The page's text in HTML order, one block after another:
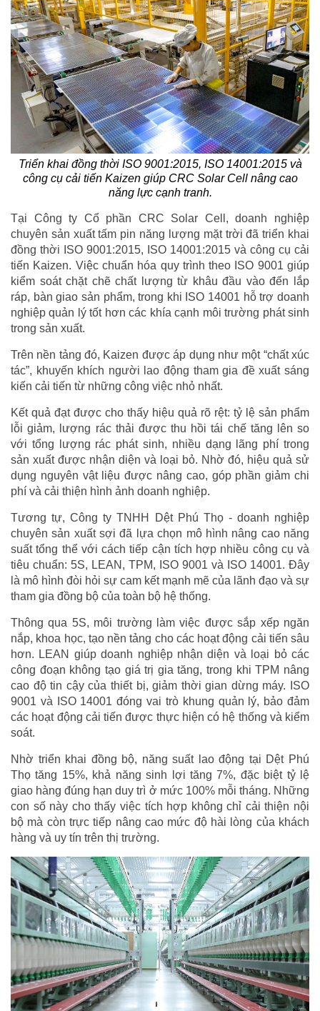
Triển khai đồng thời ISO 9001:2015, ISO 14001:2015 và
công cụ cải tiến Kaizen giúp CRC Solar Cell nâng cao
năng lực cạnh tranh.
Tại Công ty Cổ phần CRC Solar Cell, doanh nghiệp
chuyên sản xuất tấm pin năng lượng mặt trời đã triển khai
đồng thời ISO 9001:2015, ISO 14001:2015 và công cụ cải
tiến Kaizen. Việc chuẩn hóa quy trình theo ISO 9001 giúp
kiểm soát chặt chẽ chất lượng từ khâu đầu vào đến lắp
ráp, bàn giao sản phẩm, trong khi ISO 14001 hỗ trợ doanh
nghiệp quản lý tốt hơn các khía cạnh môi trường phát sinh
trong sản xuất.
Trên nền tảng đó, Kaizen được áp dụng như một “chất xúc
tác”, khuyến khích người lao động tham gia đề xuất sáng
kiến cải tiến từ những công việc nhỏ nhất.
Kết quả đạt được cho thấy hiệu quả rõ rệt: tỷ lệ sản phẩm
lỗi giảm, lượng rác thải được thu hồi tái chế tăng lên so
với tổng lượng rác phát sinh, nhiều dạng lãng phí trong
sản xuất được nhận diện và loại bỏ. Nhờ đó, hiệu quả sử
dụng nguyên vật liệu được nâng cao, góp phần giảm chi
phí và cải thiện hình ảnh doanh nghiệp.
Tương tự, Công ty TNHH Dệt Phú Thọ - doanh nghiệp
chuyên sản xuất sợi đã lựa chọn mô hình nâng cao năng
suất tổng thể với cách tiếp cận tích hợp nhiều công cụ và
tiêu chuẩn: 5S, LEAN, TPM, ISO 9001 và ISO 14001. Đây
là mô hình đòi hỏi sự cam kết mạnh mẽ của lãnh đạo và sự
tham gia đồng bộ của toàn bộ hệ thống.
Thông qua 5S, môi trường làm việc được sắp xếp ngăn
nắp, khoa học, tạo nền tảng cho các hoạt động cải tiến sâu
hơn. LEAN giúp doanh nghiệp nhận diện và loại bỏ các
công đoạn không tạo giá trị gia tăng, trong khi TPM nâng
cao độ tin cậy của thiết bị, giảm thời gian dừng máy. ISO
9001 và ISO 14001 đóng vai trò khung quản lý, bảo đảm
các hoạt động cải tiến được thực hiện có hệ thống và kiểm
soát.
Nhờ triển khai đồng bộ, năng suất lao động tại Dệt Phú
Thọ tăng 15%, khả năng sinh lợi tăng 7%, đặc biệt tỷ lệ
giao hàng đúng hạn duy trì ở mức 100% mỗi tháng. Những
con số này cho thấy việc tích hợp không chỉ cải thiện nội
bộ mà còn trực tiếp nâng cao mức độ hài lòng của khách
hàng và uy tín trên thị trường.